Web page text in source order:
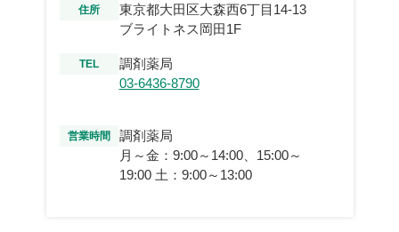
住所
東京都大田区大森西6丁目14-13
ブライトネス岡田1F
TEL
調剤薬局
03-6436-8790
営業時間
調剤薬局
月～金：9:00～14:00、15:00～
19:00 土：9:00～13:00